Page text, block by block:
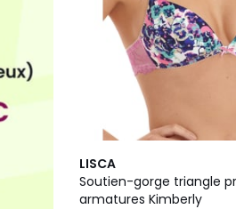
LISCA
Soutien-gorge triangle
armatures Kimberly